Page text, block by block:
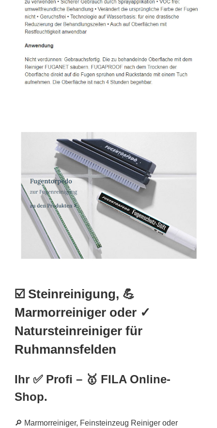
☑️ Steinreinigung, 💪
Marmorreiniger oder ✓
Natursteinreiniger für
Ruhmannsfelden
Ihr ✅ Profi – 🥇 FILA Online-
Shop.
🔎 Marmorreiniger, Feinsteinzeug Reiniger oder